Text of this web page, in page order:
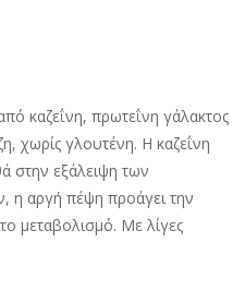
καζεΐνη, πρωτεΐνη γάλακτος
χωρίς γλουτένη. Η καζεΐνη
στην εξάλειψη των
η αργή πέψη προάγει την
μεταβολισμό. Με λίγες